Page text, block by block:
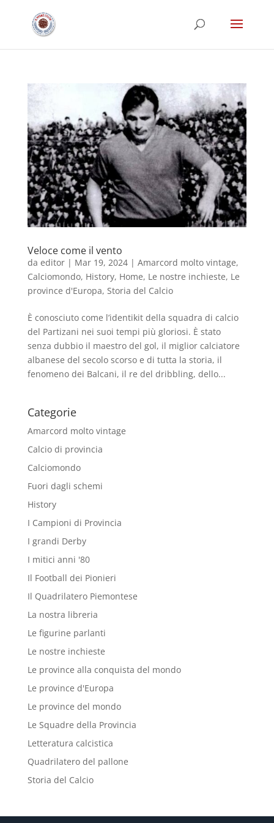
Veloce come il vento
da editor| Mar 19, 2024| Amarcord molto vintage,
Calciomondo, History, Home, Le nostre inchieste, Le
province d'Europa, Storia del Calcio
È conosciuto come l’identikit della squadra di calcio
del Partizani nei suoi tempi più gloriosi. È stato
senza dubbio il maestro del gol, il miglior calciatore
albanese del secolo scorso e di tutta la storia, il
fenomeno dei Balcani, il re del dribbling, dello...
Categorie
Amarcord molto vintage
Calcio di provincia
Calciomondo
Fuori dagli schemi
History
I Campioni di Provincia
I grandi Derby
I mitici anni '80
Il Football dei Pionieri
Il Quadrilatero Piemontese
La nostra libreria
Le figurine parlanti
Le nostre inchieste
Le province alla conquista del mondo
Le province d'Europa
Le province del mondo
Le Squadre della Provincia
Letteratura calcistica
Quadrilatero del pallone
Storia del Calcio